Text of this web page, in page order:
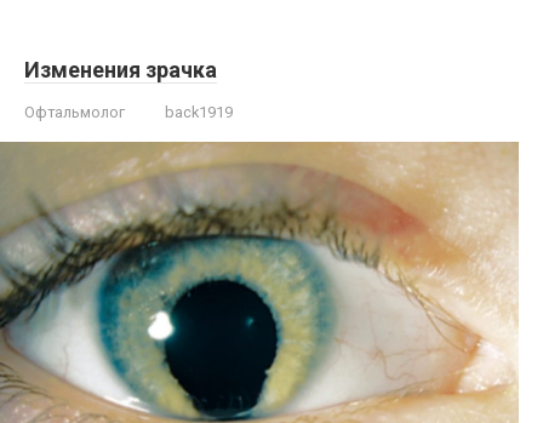
Изменения зрачка
Офтальмолог back1919